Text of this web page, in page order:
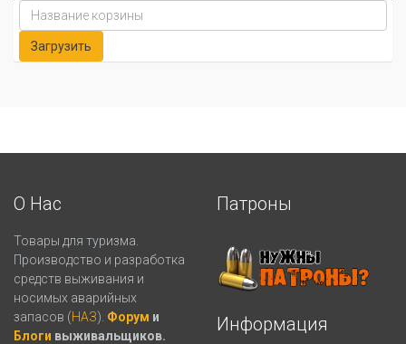
О Нас
Товары для туризма.
Производство и разработка
средств выживания и
носимых аварийных
запасов (НАЗ). Форум и
Блоги выживальщиков.
Патроны
Информация